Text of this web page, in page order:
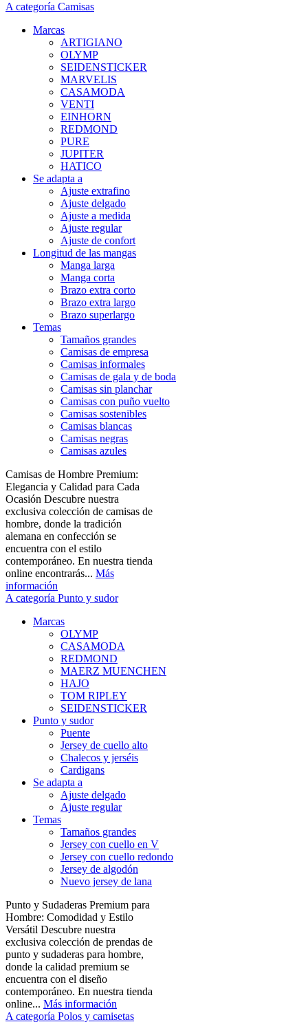
A categoría Camisas
Marcas
ARTIGIANO
OLYMP
SEIDENSTICKER
MARVELIS
CASAMODA
VENTI
EINHORN
REDMOND
PURE
JUPITER
HATICO
Se adapta a
Ajuste extrafino
Ajuste delgado
Ajuste a medida
Ajuste regular
Ajuste de confort
Longitud de las mangas
Manga larga
Manga corta
Brazo extra corto
Brazo extra largo
Brazo superlargo
Temas
Tamaños grandes
Camisas de empresa
Camisas informales
Camisas de gala y de boda
Camisas sin planchar
Camisas con puño vuelto
Camisas sostenibles
Camisas blancas
Camisas negras
Camisas azules
Camisas de Hombre Premium:
Elegancia y Calidad para Cada
Ocasión Descubre nuestra
exclusiva colección de camisas de
hombre, donde la tradición
alemana en confección se
encuentra con el estilo
contemporáneo. En nuestra tienda
online encontrarás... Más
información
A categoría Punto y sudor
Marcas
OLYMP
CASAMODA
REDMOND
MAERZ MUENCHEN
HAJO
TOM RIPLEY
SEIDENSTICKER
Punto y sudor
Puente
Jersey de cuello alto
Chalecos y jerséis
Cardigans
Se adapta a
Ajuste delgado
Ajuste regular
Temas
Tamaños grandes
Jersey con cuello en V
Jersey con cuello redondo
Jersey de algodón
Nuevo jersey de lana
Punto y Sudaderas Premium para
Hombre: Comodidad y Estilo
Versátil Descubre nuestra
exclusiva colección de prendas de
punto y sudaderas para hombre,
donde la calidad premium se
encuentra con el diseño
contemporáneo. En nuestra tienda
online... Más información
A categoría Polos y camisetas